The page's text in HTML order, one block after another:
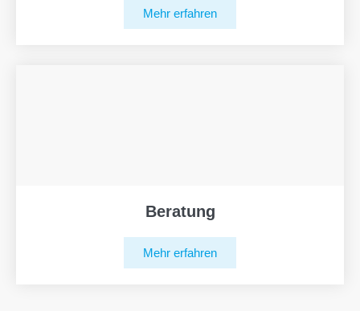
Mehr erfahren
Beratung
Mehr erfahren